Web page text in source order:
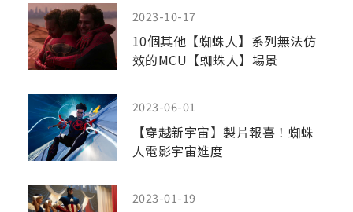
2023-10-17
10個其他【蜘蛛人】系列無法仿
效的MCU【蜘蛛人】場景
2023-06-01
【穿越新宇宙】製片報喜！蜘蛛
人電影宇宙進度
2023-01-19